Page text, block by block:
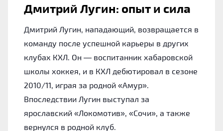
Дмитрий Лугин: опыт и сила
Дмитрий Лугин, нападающий, возвращается в
команду после успешной карьеры в других
клубах КХЛ. Он — воспитанник хабаровской
школы хоккея, и в КХЛ дебютировал в сезоне
2010/11, играя за родной «Амур».
Впоследствии Лугин выступал за
ярославский «Локомотив», «Сочи», а также
вернулся в родной клуб.